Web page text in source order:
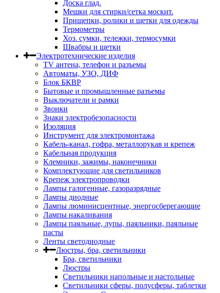
Доска глад.
Мешки для стирки/сетка москит.
Прищепки, ролики и щетки для одежды
Термометры
Хоз. сумки, тележки, термосумки
Швабры и щетки
Электротехнические изделия
TV aнтена, телефон и разъемы
Автоматы, УЗО, ДИФ
Блок БКВР
Бытовые и промышленные разъемы
Выключатели и рамки
Звонки
Знаки электробезопасности
Изоляция
Инструмент для электромонтажа
Кабель-канал, гофра, металлорукав и крепеж
Кабельная продукция
Клемники, зажимы, наконечники
Комплектующие для светильников
Крепеж электропроводки
Лампы галогенные, газоразрядные
Лампы диодные
Лампы люминисцентные, энергосберегающие
Лампы накаливания
Лампы паяльные, лупы, паяльники, паяльные
пасты
Ленты светодиодные
Люстры, бра, светильники
Бра, светильники
Люстры
Светильники напольные и настольные
Светильники сферы, полусферы, таблетки